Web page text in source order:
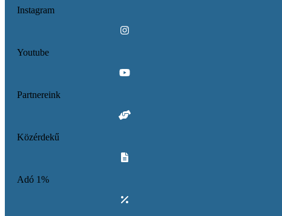
Instagram
Youtube
Partnereink
Közérdekű
Adó 1%